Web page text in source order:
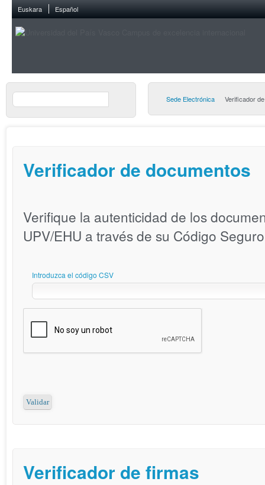
Euskara Español
Sede Electrónica Verificador
Verificador de documentos
Verifique la autenticidad de los
UPV/EHU a través de su Código
Introduzca el código CSV
Verificador de firmas